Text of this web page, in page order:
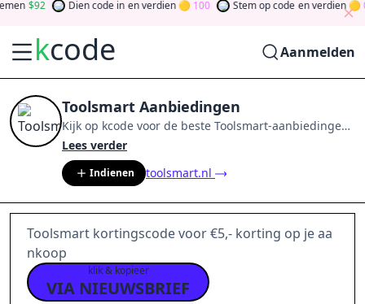
92 Dien code in en verdien 100 Stem op code en verdien 0
kcode Aanmelden
Toolsmart Aanbiedingen
Kijk op kcode voor de beste Toolsmart-aanbiedingen
vanaug 2026
tokens door bij te dragen via stemmen, testen, delen
en meer. Drehen Sie den Glücksklee
Sie Geld
Lees verder
Indienen toolsmart.nl
Toolsmart kortingscode voor €5,- korting op je aa
nkoop
klik & kopieer
VIA NIEUWSBRIEF